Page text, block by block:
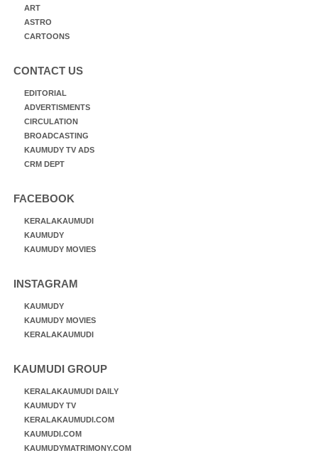
ART
ASTRO
CARTOONS
CONTACT US
EDITORIAL
ADVERTISMENTS
CIRCULATION
BROADCASTING
KAUMUDY TV ADS
CRM DEPT
FACEBOOK
KERALAKAUMUDI
KAUMUDY
KAUMUDY MOVIES
INSTAGRAM
KAUMUDY
KAUMUDY MOVIES
KERALAKAUMUDI
KAUMUDI GROUP
KERALAKAUMUDI DAILY
KAUMUDY TV
KERALAKAUMUDI.COM
KAUMUDI.COM
KAUMUDYMATRIMONY.COM